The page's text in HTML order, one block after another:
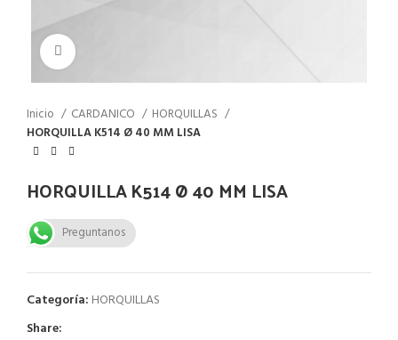
Inicio CARDANICO
HORQUILLAS
HORQUILLA K514 Ø 40 MM LISA
HORQUILLA K514 Ø 40 MM LISA
Preguntanos
Categoría: HORQUILLAS
Share: